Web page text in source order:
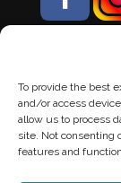
To provide the best
and/or access
allow us to process
site. Not consenting
features and